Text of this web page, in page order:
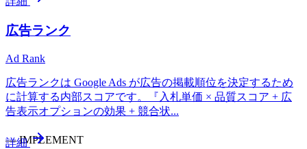
広告ランク
Ad Rank
広告ランクは Google Ads が広告の掲載順位を決定するため
に計算する内部スコアです。『入札単価 × 品質スコア + 広
告表示オプションの効果 + 競合状...
詳細
—IMPLEMENT